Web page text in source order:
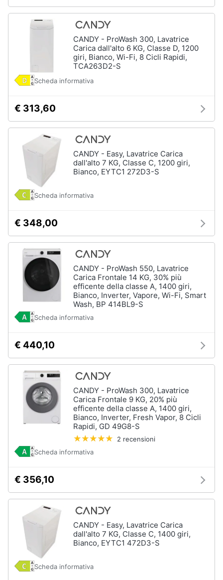
CANDY - ProWash 300, Lavatrice
Carica dall'alto 6 KG, Classe D, 1200
giri, Bianco, Wi-Fi, 8 Cicli Rapidi,
TCA263D2-S
Scheda informativa
€ 313,60
CANDY - Easy, Lavatrice Carica
dall'alto 7 KG, Classe C, 1200 giri,
Bianco, EYTC1 272D3-S
Scheda informativa
€ 348,00
CANDY - ProWash 550, Lavatrice
Carica Frontale 14 KG, 30% più
efficente della classe A, 1400 giri,
Bianco, Inverter, Vapore, Wi-Fi, Smart
Wash, BP 414BL9-S
Scheda informativa
€ 440,10
CANDY - ProWash 300, Lavatrice
Carica Frontale 9 KG, 20% più
efficente della classe A, 1400 giri,
Bianco, Inverter, Fresh Vapor, 8 Cicli
Rapidi, GD 49G8-S
2 recensioni
Scheda informativa
€ 356,10
CANDY - Easy, Lavatrice Carica
dall'alto 7 KG, Classe C, 1400 giri,
Bianco, EYTC1 472D3-S
Scheda informativa